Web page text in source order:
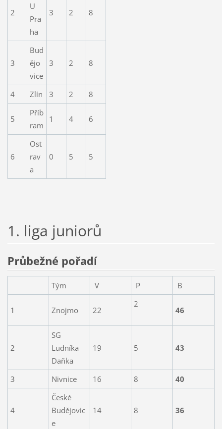
2
U
Pra
ha
3 2 8
3
Bud
ějo
vice
3 2 8
4 Zlín 3 2 8
5
Příb
ram
1 4 6
6
Ost
rav
a
0 5 5
1. liga juniorů
Průbežné pořadí
Tým V P B
1 Znojmo 22
2
46
2
SG
Ludníka
Daňka
19 5 43
3 Nivnice 16 8 40
4
České
Budějovic
e
14 8 36